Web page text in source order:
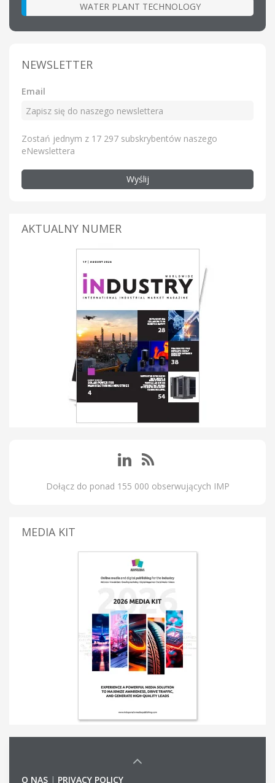
WATER PLANT TECHNOLOGY
NEWSLETTER
Email
Zostań jednym z 17 297 subskrybentów naszego
eNewslettera
Wyślij
AKTUALNY NUMER
Dołącz do ponad 155 000 obserwujących IMP
MEDIA KIT
O NAS | PRIVACY POLICY